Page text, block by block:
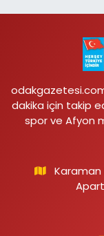
dakika için takip
spor ve Afyon
Karaman